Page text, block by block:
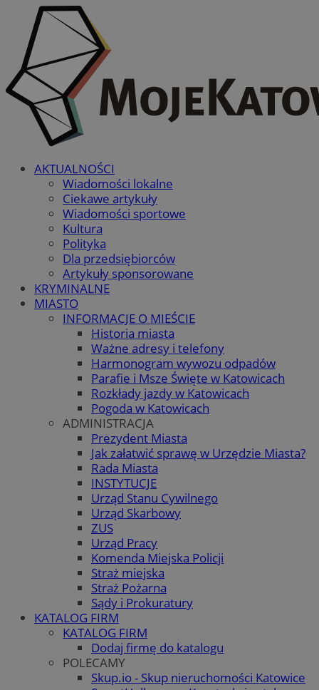
AKTUALNOŚCI
Wiadomości lokalne
Ciekawe artykuły
Wiadomości sportowe
Kultura
Polityka
Dla przedsiębiorców
Artykuły sponsorowane
KRYMINALNE
MIASTO
INFORMACJE O MIEŚCIE
Historia miasta
Ważne adresy i telefony
Harmonogram wywozu odpadów
Parafie i Msze Święte w Katowicach
Rozkłady jazdy w Katowicach
Pogoda w Katowicach
ADMINISTRACJA
Prezydent Miasta
Jak załatwić sprawę w Urzędzie Miasta?
Rada Miasta
INSTYTUCJE
Urząd Stanu Cywilnego
Urząd Skarbowy
ZUS
Urząd Pracy
Komenda Miejska Policji
Straż miejska
Straż Pożarna
Sądy i Prokuratury
KATALOG FIRM
KATALOG FIRM
Dodaj firmę do katalogu
POLECAMY
Skup.io - Skup nieruchomości Katowice